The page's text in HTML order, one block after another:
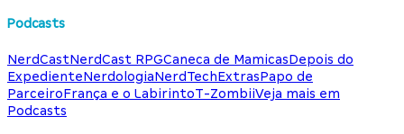
Podcasts
NerdCastNerdCast RPGCaneca de MamicasDepois do
ExpedienteNerdologiaNerdTechExtrasPapo de
ParceiroFrança e o LabirintoT-ZombiiVeja mais em
Podcasts